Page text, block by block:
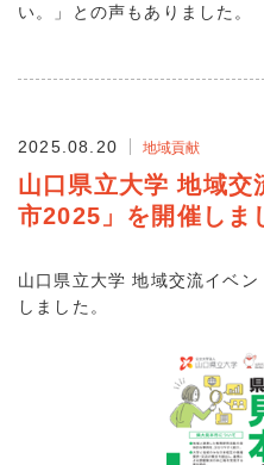
い。」との声もありました。
2025.08.20 地域貢献
山口県立大学 地域交
市2025」を開催しま
山口県立大学 地域交流イベン
しました。